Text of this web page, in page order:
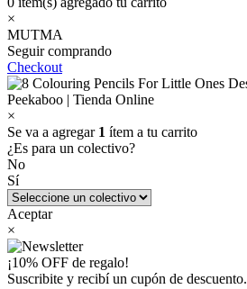
×
MUTMA
Seguir comprando
Checkout
×
Se va a agregar 1 ítem a tu carrito
¿Es para un colectivo?
No
Sí
Aceptar
×
¡10% OFF de regalo!
Suscribite y recibí un cupón de descuento.